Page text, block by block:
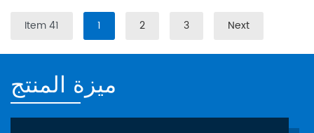
41 Item 1 2 3 Next
ميزة المنتج